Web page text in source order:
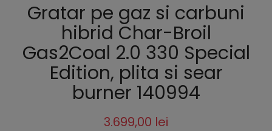
Gratar pe gaz si carbuni
hibrid Char-Broil
Gas2Coal 2.0 330 Special
Edition, plita si sear
burner 140994
3.699,00 lei